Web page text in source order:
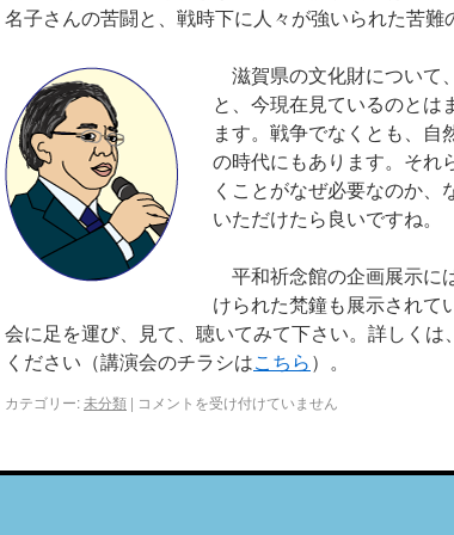
名子さんの苦闘と、戦時下に人々が強いられた苦難
滋賀県の文化財について
と、今現在見ているのとは
ます。戦争でなくとも、自
の時代にもあります。それ
くことがなぜ必要なのか、
いただけたら良いですね。
平和祈念館の企画展示に
けられた梵鐘も展示されて
会に足を運び、見て、聴いてみて下さい。詳しくは、
ください（講演会のチラシはこちら ）。
カテゴリー:未分類 | コメントを受け付けていません